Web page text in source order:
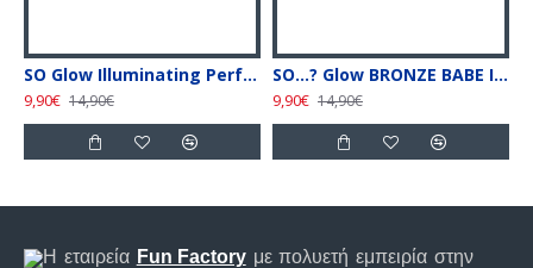
SO Glow Illuminating Perfume Mist Stardust 140ml
9,90€ 14,90€
SO...? Glow BRONZE BABE Illuminating Perfume Mist 140ml
9,90€ 14,90€
Η εταιρεία Fun Factory με πολυετή εμπειρία στην